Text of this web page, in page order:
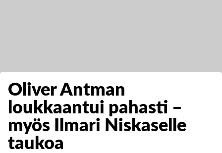
Oliver Antman
loukkaantui pahasti –
myös Ilmari Niskaselle
taukoa